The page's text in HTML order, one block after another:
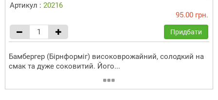
Артикул : 20216
95.00 грн.
Придбати
Бамбергер (Бірнформіг) високоврожайний, солодкий на
смак та дуже соковитий. Його...